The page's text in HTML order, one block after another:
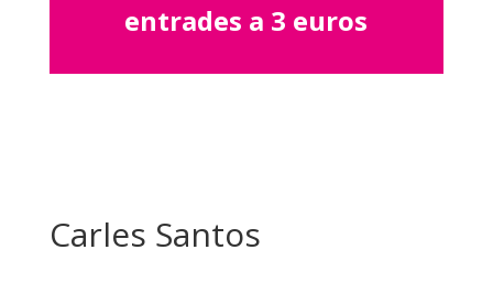
entrades a 3 euros
Carles Santos